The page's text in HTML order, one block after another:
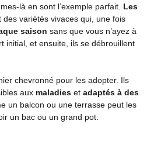
là en sont l’exemple parfait. Les
des variétés vivaces qui, une fois
saison sans que vous n’ayez à
initial, et ensuite, ils se débrouillent
chevronné pour les adopter. Ils
aux maladies et adaptés à des
un balcon ou une terrasse peut les
un bac ou un grand pot.